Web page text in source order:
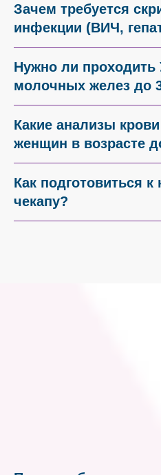
Зачем требуется
инфекции (ВИЧ,
Нужно ли проходить
молочных желез до
Какие анализы
женщин в возрасте
Как подготовиться
чекапу?